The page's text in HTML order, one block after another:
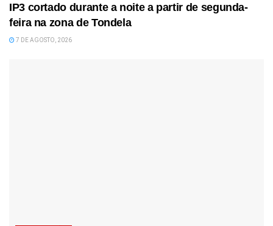
IP3 cortado durante a noite a partir de segunda-
feira na zona de Tondela
7 DE AGOSTO, 2026